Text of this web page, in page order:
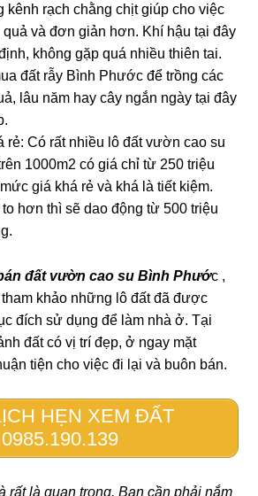
kênh rạch chằng chịt giúp cho việc
và đơn giản hơn. Khí hậu tại đây
không gặp quá nhiều thiên tai.
đất rẫy Bình Phước để trồng các
lâu năm hay cây ngắn ngày tại đây
rẻ: Có rất nhiều lô đất vườn cao su
1000m2 có giá chỉ từ 250 triệu
giá khá rẻ và khá là tiết kiệm.
hơn thì sẽ dao động từ 500 triệu
đất vườn cao su Bình Phước ,
khảo những lô đất đã được
đích sử dụng để làm nhà ở. Tại
đất có vị trí đẹp, ở ngay mặt
tiện cho việc đi lại và buôn bán.
HẸN XEM ĐẤT
0985.190.139
rất là quan trọng. Bạn cần phải nắm